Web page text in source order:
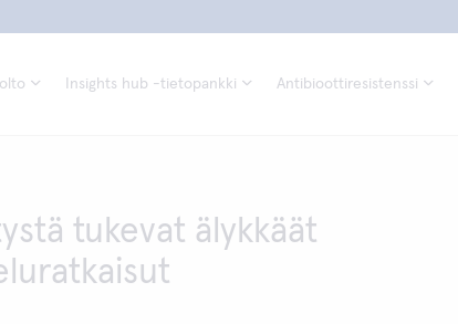
Insights hub -tietopankki Antibioottiresistenssi
tukevat älykkäät